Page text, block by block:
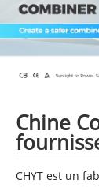
Chine
CHYT est un